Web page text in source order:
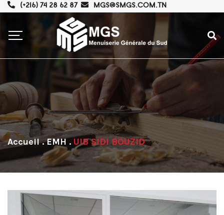
(+216) 74 28 62 87 MGS@SMGS.COM.TN
. EMH . UIB SIDI BOUZID